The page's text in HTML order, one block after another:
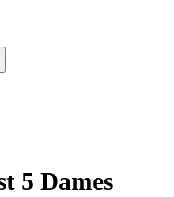
5 Dames